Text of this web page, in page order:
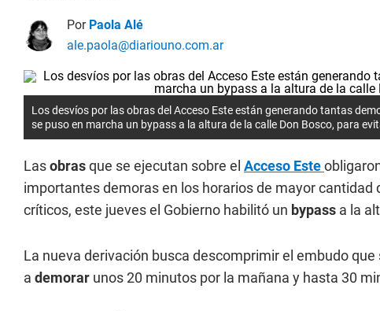
Por Paola Alé
ale.paola@diariouno.com.ar
Los desvíos por las obras del Acceso Este están generando tantas
se puso en marcha un bypass a la altura de la calle Don Bosco, para
Lasobrasque se ejecutan sobre el Acceso Este
importantes demoras en los horarios de mayor
críticos, este jueves el Gobierno habilitó un bypass a la
La nueva derivación busca descomprimir el embudo
a demorar unos 20 minutos por la mañana y hasta 30